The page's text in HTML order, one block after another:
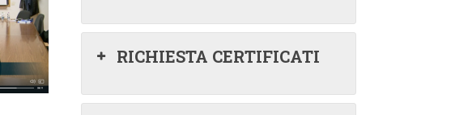
RICHIESTA CERTIFICATI